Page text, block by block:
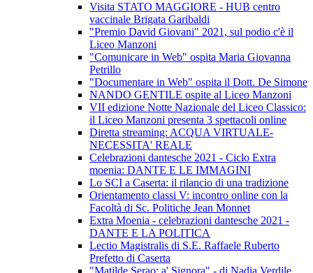
Visita STATO MAGGIORE - HUB centro
vaccinale Brigata Garibaldi
"Premio David Giovani" 2021, sul podio c'è il
Liceo Manzoni
"Comunicare in Web" ospita Maria Giovanna
Petrillo
"Documentare in Web" ospita il Dott. De Simone
NANDO GENTILE ospite al Liceo Manzoni
VII edizione Notte Nazionale del Liceo Classico:
il Liceo Manzoni presenta 3 spettacoli online
Diretta streaming: ACQUA VIRTUALE-
NECESSITA' REALE
Celebrazioni dantesche 2021 - Ciclo Extra
moenia: DANTE E LE IMMAGINI
Lo SCI a Caserta: il rilancio di una tradizione
Orientamento classi V: incontro online con la
Facoltà di Sc. Politiche Jean Monnet
Extra Moenia - celebrazioni dantesche 2021 -
DANTE E LA POLITICA
Lectio Magistralis di S.E. Raffaele Ruberto
Prefetto di Caserta